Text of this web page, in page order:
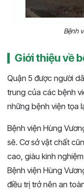
Bệnh
Giới thiệu về
Quận 5 được người
trung của các bệnh
những bệnh viện tọa
Bệnh viện Hùng
sẽ. Cơ sở vật chất
cao, giàu kinh
Bệnh viện Hùng
điều trị trở nên an